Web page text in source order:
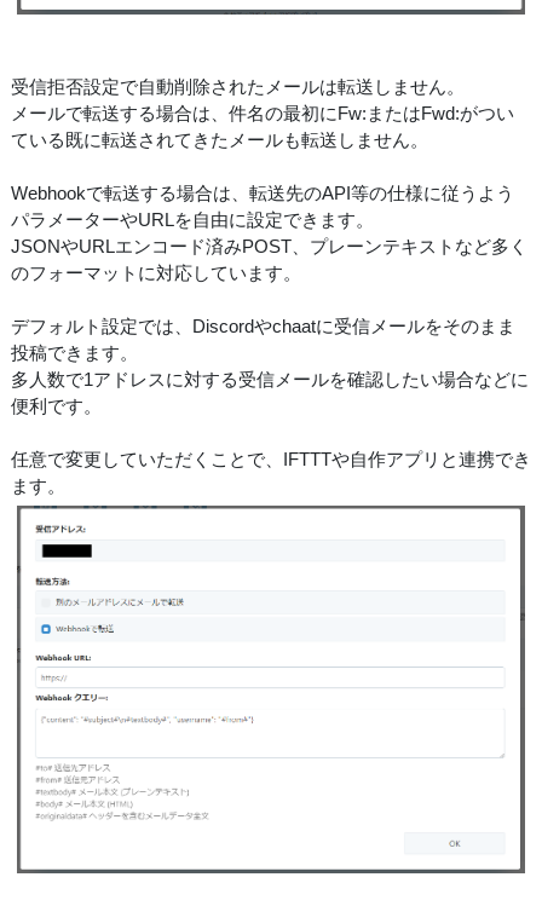
受信拒否設定で自動削除されたメールは転送しません。
メールで転送する場合は、件名の最初にFw:またはFwd:がつい
ている既に転送されてきたメールも転送しません。
Webhookで転送する場合は、転送先のAPI等の仕様に従うよう
パラメーターやURLを自由に設定できます。
JSONやURLエンコード済みPOST、プレーンテキストなど多く
のフォーマットに対応しています。
デフォルト設定では、Discordやchaatに受信メールをそのまま
投稿できます。
多人数で1アドレスに対する受信メールを確認したい場合などに
便利です。
任意で変更していただくことで、IFTTTや自作アプリと連携でき
ます。